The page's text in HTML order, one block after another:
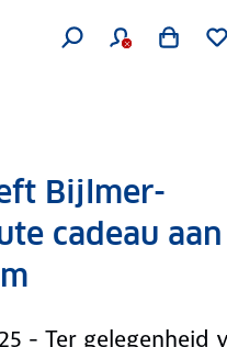
Bijlmer-
cadeau
- Ter gelegenheid